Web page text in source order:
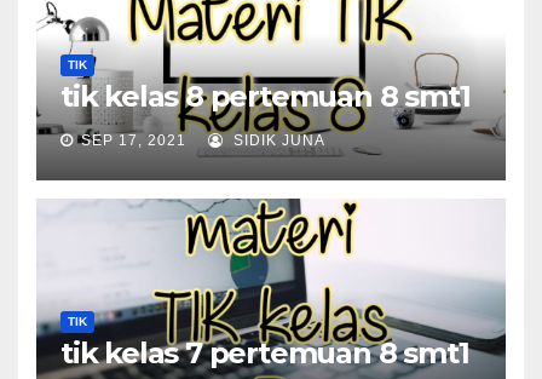
TIK
tik kelas 8 pertemuan 8 smt1
SEP 17, 2021 SIDIK JUNA
TIK
tik kelas 7 pertemuan 8 smt1